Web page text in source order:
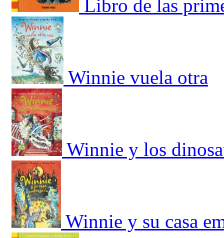
Libro de las
Winnie vuela otra
Winnie y los
Winnie y su casa